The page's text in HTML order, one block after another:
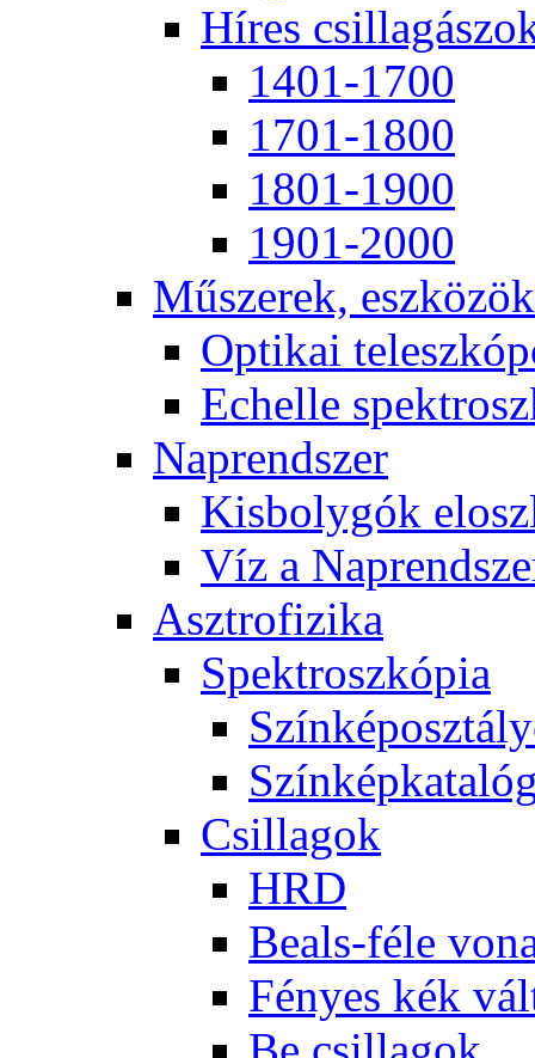
Hí­res
1401-1700
1701-1800
1801-1900
1901-2000
Mű­sze­rek, esz­kö­zök
Op­ti­kai
Echel­le
Nap­rend­szer
Kis­boly­gók
Víz a
Aszt­ro­fi­zi­ka
Spekt­rosz­kó­pia
Csil­la­gok
HRD
Be­als-fé­le
Fé­nyes kék